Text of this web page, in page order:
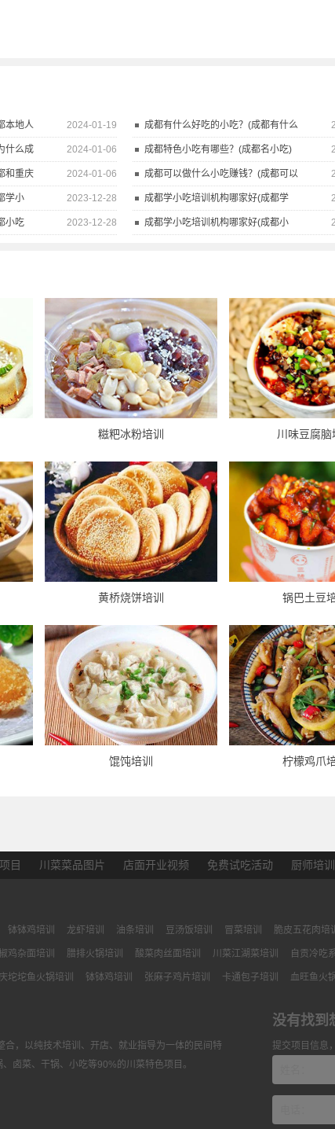
2024-01-19
本地人 成都有什么好吃的小吃？(成都有什么
2024-01-06
什么成 成都特色小吃有哪些？(成都名小吃)
2024-01-06
和重庆 成都可以做什么小吃赚钱？(成都可以
2023-12-28
学小 成都学小吃培训机构哪家好(成都学
2023-12-28
小吃 成都学小吃培训机构哪家好(成都小
糍粑冰粉培训 川味豆腐脑
黄桥烧饼培训 锅巴土豆
馄饨培训 柠檬鸡爪
目 川菜菜品图片 店面开业视频 免费试吃活动 厨师培
钵钵鸡培训 龙虾培训 油条培训 豆汤饭培训 冒菜培训 脆皮五花肉培训
鸡杂面培训 腊排火锅培训 酸菜肉丝面培训 川菜江湖菜培训 自贡冷吃
坨坨鱼火锅培训 钵钵鸡培训 张麻子鸡片培训 卡通包子培训 血旺鱼火
合，以纯技术培训、开店、就业指导为一体的民间特
卤菜、干锅、小吃等90%的川菜特色项目。
没有找到
提交项目信息